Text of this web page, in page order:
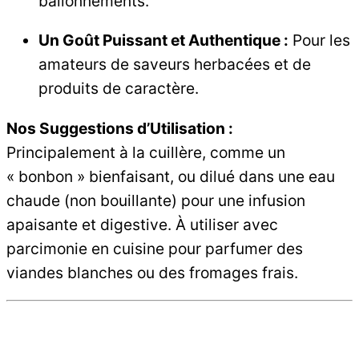
Un Goût Puissant et Authentique : Pour les
amateurs de saveurs herbacées et de
produits de caractère.
Nos Suggestions d’Utilisation :
Principalement à la cuillère, comme un
« bonbon » bienfaisant, ou dilué dans une eau
chaude (non bouillante) pour une infusion
apaisante et digestive. À utiliser avec
parcimonie en cuisine pour parfumer des
viandes blanches ou des fromages frais.